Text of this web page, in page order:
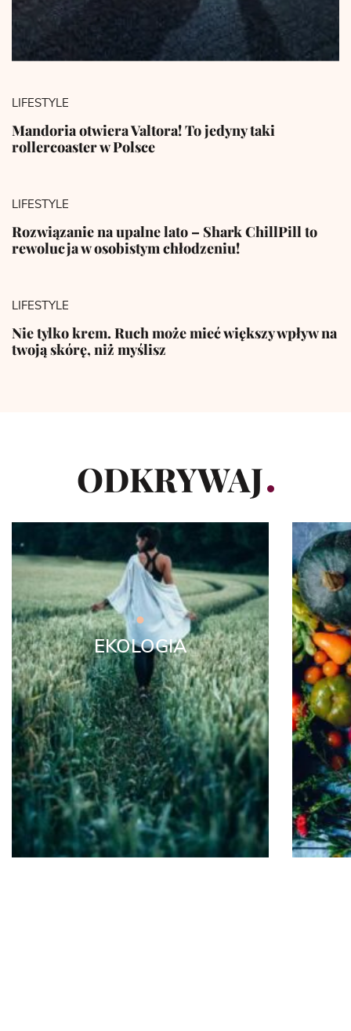
LIFESTYLE
Mandoria otwiera Valtora! To jedyny taki
rollercoaster w Polsce
LIFESTYLE
Rozwiązanie na upalne lato – Shark ChillPill to
rewolucja w osobistym chłodzeniu!
LIFESTYLE
Nie tylko krem. Ruch może mieć większy wpływ na
twoją skórę, niż myślisz
ODKRYWAJ
EKOLOGIA